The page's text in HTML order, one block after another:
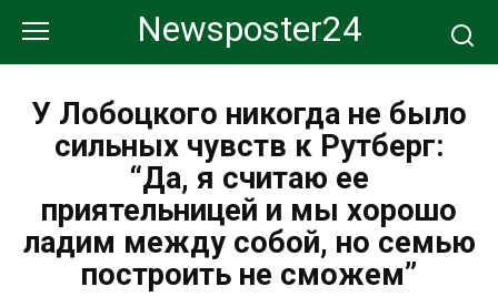
контенту
Newsposter24
У Лобоцкого никогда не было
сильных чувств к Рутберг:
“Да, я считаю ее
приятельницей и мы хорошо
ладим между собой, но семью
построить не сможем”